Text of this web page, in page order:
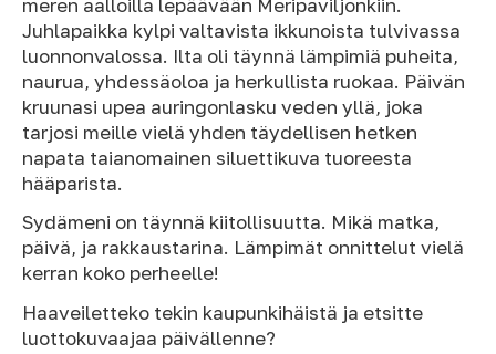
meren aalloilla lepäävään Meripaviljonkiin.
Juhlapaikka kylpi valtavista ikkunoista tulvivassa
luonnonvalossa. Ilta oli täynnä lämpimiä puheita,
naurua, yhdessäoloa ja herkullista ruokaa. Päivän
kruunasi upea auringonlasku veden yllä, joka
tarjosi meille vielä yhden täydellisen hetken
napata taianomainen siluettikuva tuoreesta
hääparista.
Sydämeni on täynnä kiitollisuutta. Mikä matka,
päivä, ja rakkaustarina. Lämpimät onnittelut vielä
kerran koko perheelle!
Haaveiletteko tekin kaupunkihäistä ja etsitte
luottokuvaajaa päivällenne?